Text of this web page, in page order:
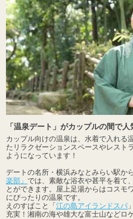
「温泉デート」がカップルの間で人
カップル向けの温泉は、水着で入れる
たリラクゼーションスペースやレス
ようになっています！
デートの名所・横浜みなとみらい駅か
楽部」 では、素敵な浴衣や甚平を着て
とができます。屋上足湯からはコスモ
にぴったりの温泉です。
えのすぱこと「江の島アイランドスパ
充実！湘南の海や雄大な富士山などロ